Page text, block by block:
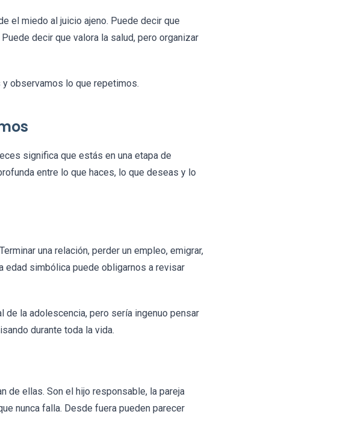
el miedo al juicio ajeno. Puede decir que
decir que valora la salud, pero organizar
observamos lo que repetimos.
significa que estás en una etapa de
entre lo que haces, lo que deseas y lo
una relación, perder un empleo, emigrar,
edad simbólica puede obligarnos a revisar
de la adolescencia, pero sería ingenuo pensar
durante toda la vida.
de ellas. Son el hijo responsable, la pareja
nunca falla. Desde fuera pueden parecer